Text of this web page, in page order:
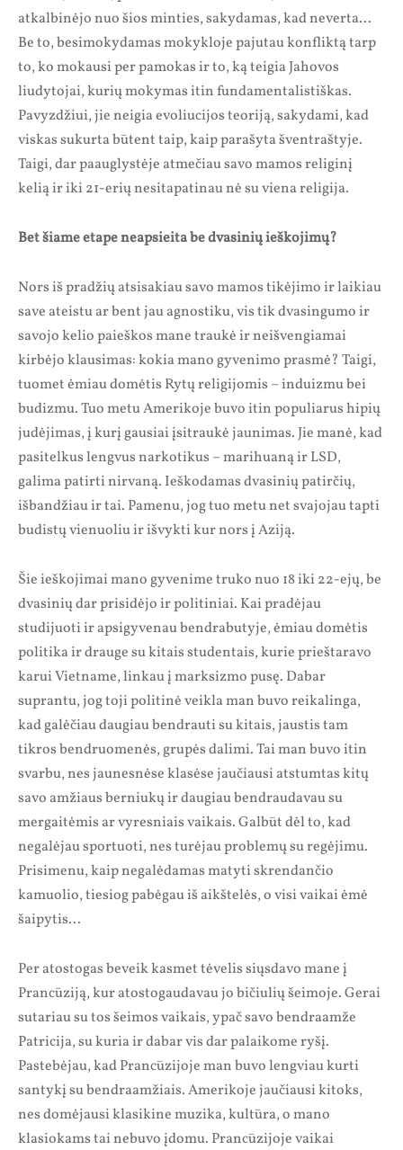
atkalbinėjo nuo šios minties, sakydamas, kad neverta…
Be to, besimokydamas mokykloje pajutau konfliktą tarp
to, ko mokausi per pamokas ir to, ką teigia Jahovos
liudytojai, kurių mokymas itin fundamentalistiškas.
Pavyzdžiui, jie neigia evoliucijos teoriją, sakydami, kad
viskas sukurta būtent taip, kaip parašyta šventraštyje.
Taigi, dar paauglystėje atmečiau savo mamos religinį
kelią ir iki 21-erių nesitapatinau nė su viena religija.
Bet šiame etape neapsieita be dvasinių ieškojimų?
Nors iš pradžių atsisakiau savo mamos tikėjimo ir laikiau
save ateistu ar bent jau agnostiku, vis tik dvasingumo ir
savojo kelio paieškos mane traukė ir neišvengiamai
kirbėjo klausimas: kokia mano gyvenimo prasmė? Taigi,
tuomet ėmiau domėtis Rytų religijomis – induizmu bei
budizmu. Tuo metu Amerikoje buvo itin populiarus hipių
judėjimas, į kurį gausiai įsitraukė jaunimas. Jie manė, kad
pasitelkus lengvus narkotikus – marihuaną ir LSD,
galima patirti nirvaną. Ieškodamas dvasinių patirčių,
išbandžiau ir tai. Pamenu, jog tuo metu net svajojau tapti
budistų vienuoliu ir išvykti kur nors į Aziją.
Šie ieškojimai mano gyvenime truko nuo 18 iki 22-ejų, be
dvasinių dar prisidėjo ir politiniai. Kai pradėjau
studijuoti ir apsigyvenau bendrabutyje, ėmiau domėtis
politika ir drauge su kitais studentais, kurie prieštaravo
karui Vietname, linkau į marksizmo pusę. Dabar
suprantu, jog toji politinė veikla man buvo reikalinga,
kad galėčiau daugiau bendrauti su kitais, jaustis tam
tikros bendruomenės, grupės dalimi. Tai man buvo itin
svarbu, nes jaunesnėse klasėse jaučiausi atstumtas kitų
savo amžiaus berniukų ir daugiau bendraudavau su
mergaitėmis ar vyresniais vaikais. Galbūt dėl to, kad
negalėjau sportuoti, nes turėjau problemų su regėjimu.
Prisimenu, kaip negalėdamas matyti skrendančio
kamuolio, tiesiog pabėgau iš aikštelės, o visi vaikai ėmė
šaipytis…
Per atostogas beveik kasmet tėvelis siųsdavo mane į
Prancūziją, kur atostogaudavau jo bičiulių šeimoje. Gerai
sutariau su tos šeimos vaikais, ypač savo bendraamže
Patricija, su kuria ir dabar vis dar palaikome ryšį.
Pastebėjau, kad Prancūzijoje man buvo lengviau kurti
santykį su bendraamžiais. Amerikoje jaučiausi kitoks,
nes domėjausi klasikine muzika, kultūra, o mano
klasiokams tai nebuvo įdomu. Prancūzijoje vaikai